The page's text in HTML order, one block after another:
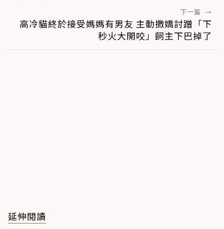
下一篇 →
高冷貓終於接受媽媽有男友 主動撒嬌討蹭「下
秒火大開咬」飼主下巴掉了
延伸閱讀